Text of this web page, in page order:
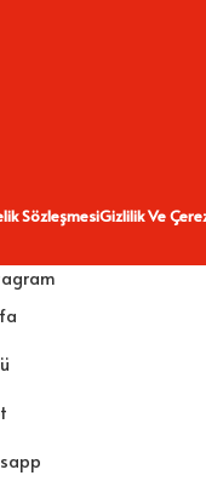
SözleşmesiGizlilik Ve